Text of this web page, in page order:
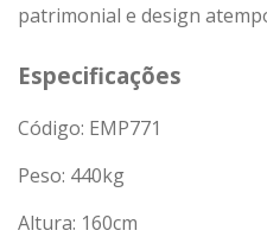
patrimonial e design
Especificações
Código: EMP771
Peso: 440kg
Altura: 160cm